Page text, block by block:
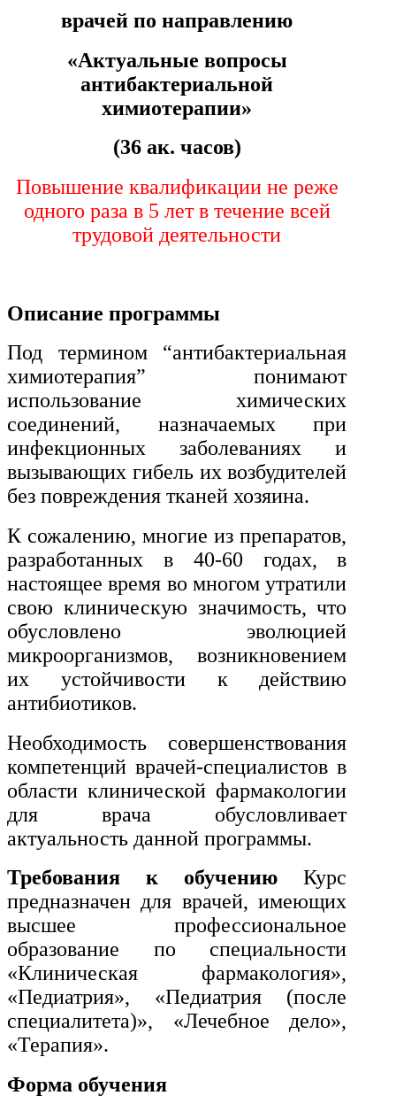
Социология и социальная работа
Профессиональное обучение
рабочих и служащих
История и археология
Психологические науки
Техносферная безопасность и
природообустройство
Экологическая безопасность в
промышленности
Управление охраной труда.
Техносферная безопасность
Безопасность труда
Экономика и управление
Управление производством
общественного питания в
организации
Управление административно-
хозяйственной деятельностью
Техника-технологии
дело, нефтегазовое дело и
Техника и технологии наземного
транспорта
Техника и технологии
строительства
Ядерная энергетика и технологии
врачей по направлению
«Актуальные вопросы
антибактериальной
химиотерапии»
(36 ак. часов)
Повышение квалификации не реже
одного раза в 5 лет в течение всей
трудовой деятельности
Описание программы
Под термином “антибактериальная
химиотерапия” понимают
использование химических
соединений, назначаемых при
инфекционных заболеваниях и
вызывающих гибель их возбудителей
без повреждения тканей хозяина.
К сожалению, многие из препаратов,
разработанных в 40-60 годах, в
настоящее время во многом утратили
свою клиническую значимость, что
обусловлено эволюцией
микроорганизмов, возникновением
их устойчивости к действию
антибиотиков.
Необходимость совершенствования
компетенций врачей-специалистов в
области клинической фармакологии
для врача обусловливает
актуальность данной программы.
Требования к обучению Курс
предназначен для врачей, имеющих
высшее профессиональное
образование по специальности
«Клиническая фармакология»,
«Педиатрия», «Педиатрия (после
специалитета)», «Лечебное дело»,
«Терапия».
Форма обучения